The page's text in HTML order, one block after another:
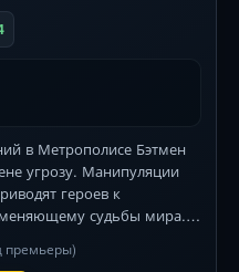
в Метрополисе Бэтмен
угрозу. Манипуляции
героев к
судьбы мира. В
премьеры)